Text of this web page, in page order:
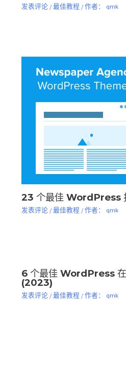
发表评论 /最佳教程 / 作者： qmk
23 个最佳 WordPress
发表评论 /最佳教程 / 作者： qmk
6 个最佳 WordPress
(2023)
发表评论 /最佳教程 / 作者： qmk